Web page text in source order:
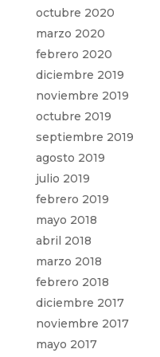
octubre 2020
marzo 2020
febrero 2020
diciembre 2019
noviembre 2019
octubre 2019
septiembre 2019
agosto 2019
julio 2019
febrero 2019
mayo 2018
abril 2018
marzo 2018
febrero 2018
diciembre 2017
noviembre 2017
mayo 2017